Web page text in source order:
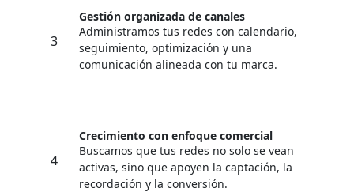
3
Gestión organizada de canales
Administramos tus redes con calendario,
seguimiento, optimización y una
comunicación alineada con tu marca.
4
Crecimiento con enfoque comercial
Buscamos que tus redes no solo se vean
activas, sino que apoyen la captación, la
recordación y la conversión.